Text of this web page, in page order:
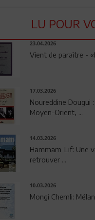
LU POUR
23.04.2026
Vient de paraître -
17.03.2026
Noureddine Dougui
Moyen-Orient, ...
14.03.2026
Hammam-Lif: Une
retrouver ...
10.03.2026
Mongi Chemli: